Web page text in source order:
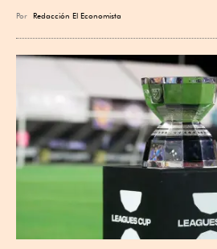
Por Redacción El Economista